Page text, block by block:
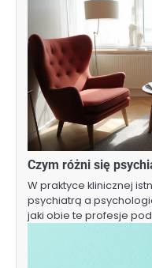
Czym różni się
W praktyce klinicznej
psychiatrą a
jaki obie te profesje